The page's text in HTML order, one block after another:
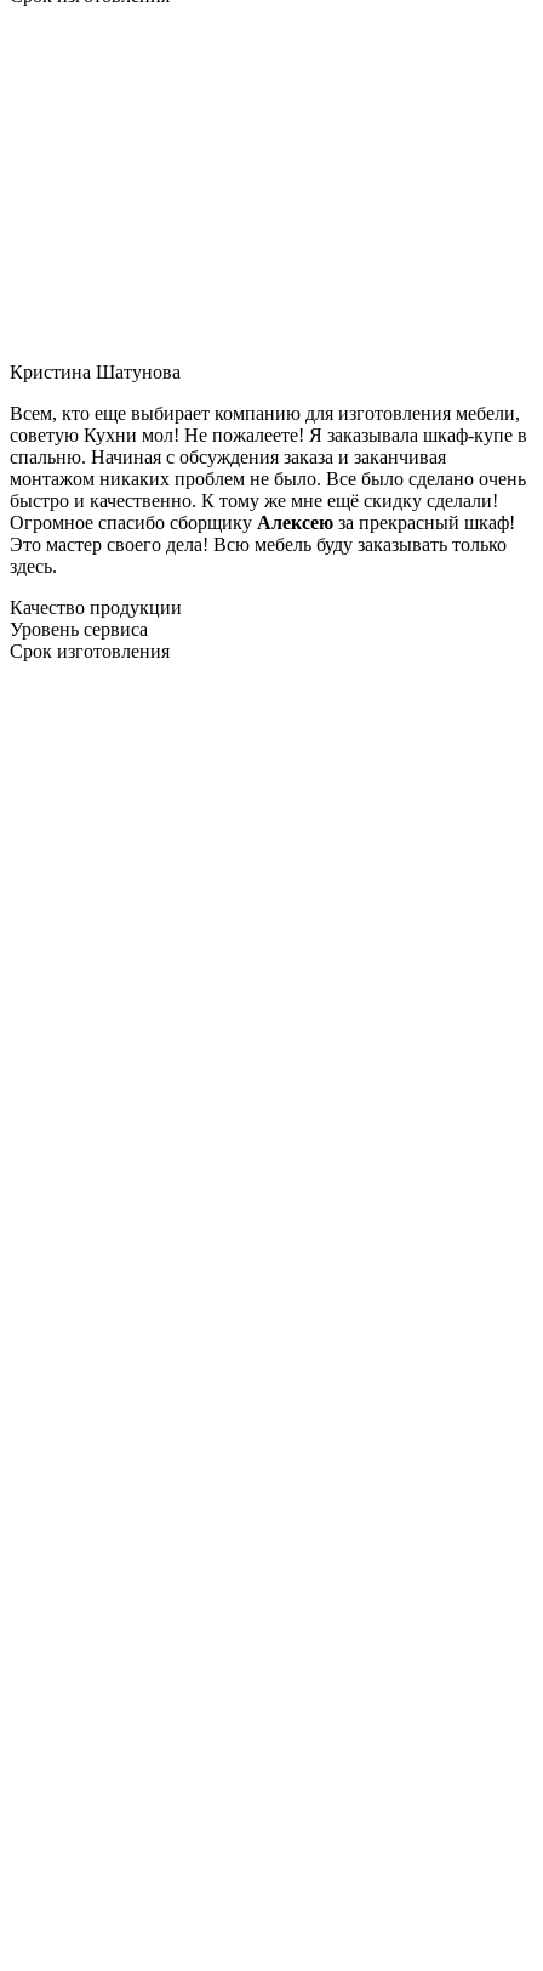
Кристина Шатунова
Всем, кто еще выбирает компанию для изготовления мебели,
советую Кухни мол! Не пожалеете! Я заказывала шкаф-купе в
спальню. Начиная с обсуждения заказа и заканчивая
монтажом никаких проблем не было. Все было сделано очень
быстро и качественно. К тому же мне ещё скидку сделали!
Огромное спасибо сборщику Алексею за прекрасный шкаф!
Это мастер своего дела! Всю мебель буду заказывать только
здесь.
Качество продукции
Уровень сервиса
Срок изготовления